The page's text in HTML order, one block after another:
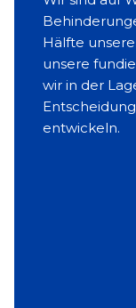
Hälfte
unsere
wir in der
entwickeln.